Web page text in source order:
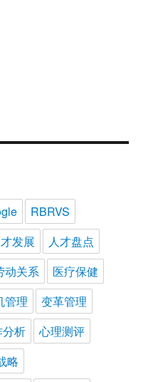
RBRVS
发展
人才盘点
动关系
医疗保健
管理
变革管理
析
心理测评
略